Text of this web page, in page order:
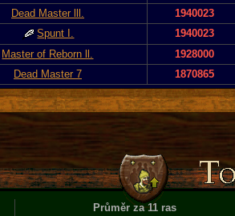
Dead Master lll.
1940023
Spunt I.
1940023
Master of Reborn ll.
1928000
Dead Master 7 1870865
Průměr za 11 ras